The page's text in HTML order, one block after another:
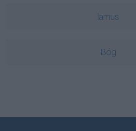
lamus
Bóg